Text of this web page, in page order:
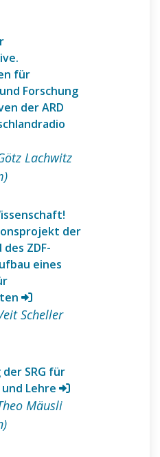
für
Forschung
der ARD
Lachwitz
der
des ZDF-
eines
Scheller
SRG für
Lehre
Mäusli